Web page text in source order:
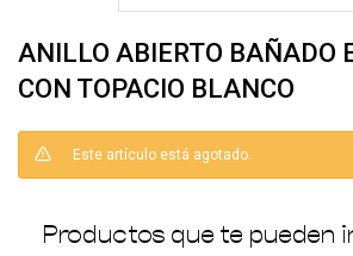
ANILLO ABIERTO BAÑADO
CON TOPACIO BLANCO
Este artículo está agotado.
Productos que te pueden